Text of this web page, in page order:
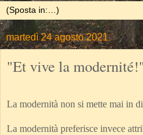
martedì 24 agosto 2021
"Et vive la
La modernità non si mette mai in
La modernità preferisce invece